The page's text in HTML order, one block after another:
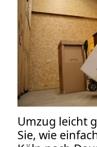
Umzug leicht
Sie, wie